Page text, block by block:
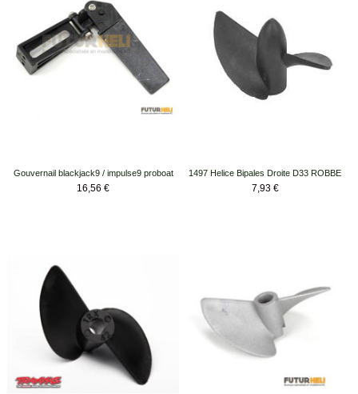
Gouvernail blackjack9 / impulse9 proboat
Prix
16,56 €
1497 Helice Bipales Droite D33 ROBBE
Prix
7,93 €